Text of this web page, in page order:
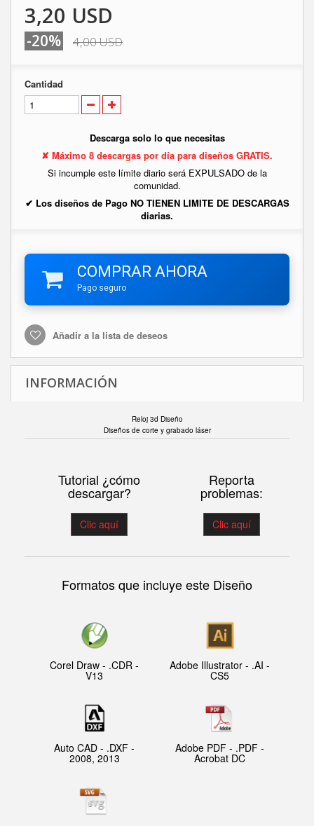
3,20 USD
-20% 4,00 USD
Cantidad
Descarga solo lo que necesitas
✘ Máximo 8 descargas por día para diseños GRATIS.
Si incumple este límite diario será EXPULSADO de la
comunidad.
✔ Los diseños de Pago NO TIENEN LIMITE DE DESCARGAS
diarias.
COMPRAR AHORA
Pago seguro
Añadir a la lista de deseos
INFORMACIÓN
Reloj 3d Diseño
Diseños de corte y grabado láser
Tutorial ¿cómo
descargar?
Clic aquí
Reporta
problemas:
Clic aquí
Formatos que incluye este Diseño
Corel Draw - .CDR -
V13
Adobe Illustrator - .AI -
CS5
Auto CAD - .DXF -
2008, 2013
Adobe PDF - .PDF -
Acrobat DC